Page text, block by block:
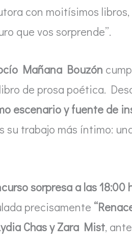
con moitísimos
que vos sorprende”.
Mañana Bouzón
de prosa poética.
escenario y fuente de
su trabajo más íntimo:
sorpresa a las 18:00
precisamente
Chas y Zara Mist,